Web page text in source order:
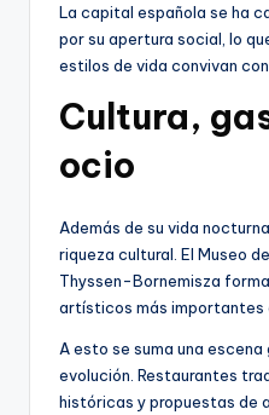
La capital española se ha
por su apertura social, lo
estilos de vida convivan
Cultura,
ocio
Además de su vida
riqueza cultural. El Museo
Thyssen-Bornemisza
artísticos más importantes
A esto se suma una
evolución. Restaurantes
históricas y propuestas de